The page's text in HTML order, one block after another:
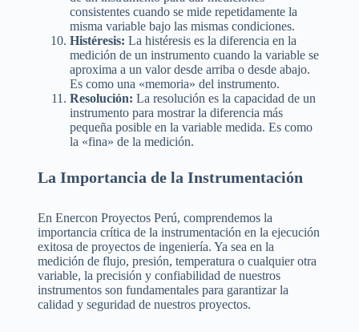
consistentes cuando se mide repetidamente la
misma variable bajo las mismas condiciones.
Histéresis: La histéresis es la diferencia en la
medición de un instrumento cuando la variable se
aproxima a un valor desde arriba o desde abajo.
Es como una «memoria» del instrumento.
Resolución: La resolución es la capacidad de un
instrumento para mostrar la diferencia más
pequeña posible en la variable medida. Es como
la «fina» de la medición.
La Importancia de la Instrumentación
En Enercon Proyectos Perú, comprendemos la
importancia crítica de la instrumentación en la ejecución
exitosa de proyectos de ingeniería. Ya sea en la
medición de flujo, presión, temperatura o cualquier otra
variable, la precisión y confiabilidad de nuestros
instrumentos son fundamentales para garantizar la
calidad y seguridad de nuestros proyectos.